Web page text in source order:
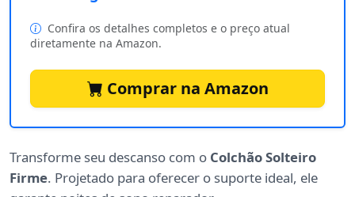
Confira os detalhes completos e o preço atual
diretamente na Amazon.
Comprar na Amazon
Transforme seu descanso com o Colchão Solteiro
Firme. Projetado para oferecer o suporte ideal, ele